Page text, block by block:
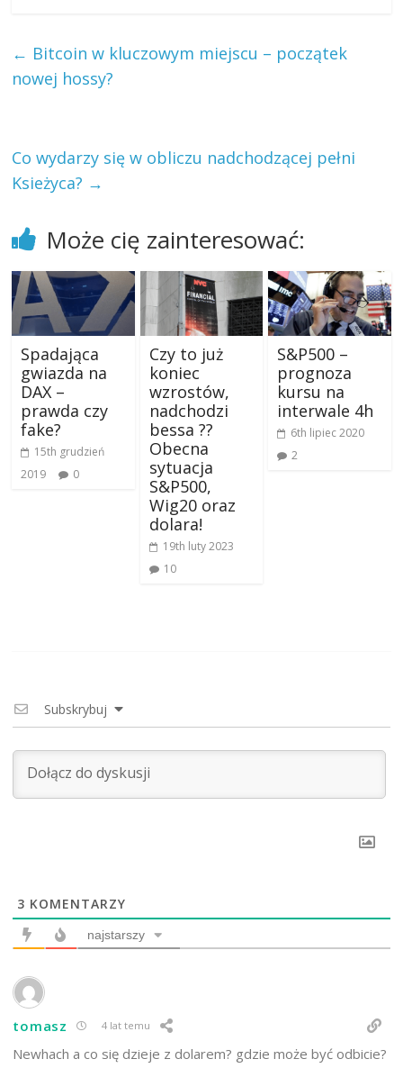
← Bitcoin w kluczowym miejscu – początek
nowej hossy?
Co wydarzy się w obliczu nadchodzącej pełni
Ksieżyca? →
Może cię zainteresować:
Spadająca
gwiazda na
DAX –
prawda czy
fake?
15th grudzień
2019
0
Czy to już
koniec
wzrostów,
nadchodzi
bessa ??
Obecna
sytuacja
S&P500,
Wig20 oraz
dolara!
19th luty 2023
10
S&P500 –
prognoza
kursu na
interwale 4h
6th lipiec 2020
2
Subskrybuj
3 KOMENTARZY
najstarszy
tomasz 4 lat temu
Newhach a co się dzieje z dolarem? gdzie może być odbicie?